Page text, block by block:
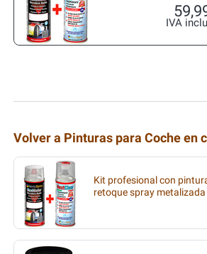
IVA
Volver a Pinturas para Coche en
Kit profesional con
retoque spray metalizada